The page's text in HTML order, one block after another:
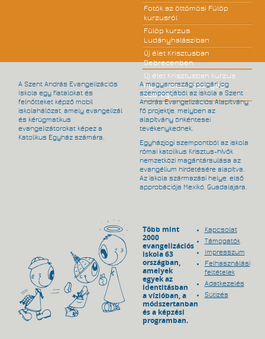
Fotók az öttömösi Fülöp
kurzusról
Fülöp kurzus
Ludányhalásziban
Új élet Krisztusban
Debrecenben
Új élet Krisztusban kurzus
nyolc héten át Szeged-
Szőregen
A Szent András Evangelizációs
Iskola egy fiatalokat és
felnőtteket képző mobil
iskolahálózat, amely evangelizál
és kérügmatikus
evangelizátorokat képez a
Katolikus Egyház számára.
A magyarországi polgári jog
szempontjából az iskola a Szent
András Evangelizációs Alapítvány
fő projektje, melyben az
alapítvány önkéntesei
tevékenykednek.
Egyházjogi szempontból az iskola
római katolikus Krisztus-hívők
nemzetközi magántársulása az
evangélium hirdetésére alapítva.
Az iskola származási helye, első
approbációja Mexikó, Guadalajara.
Több mint
2000
evangelizációs
iskola 63
országban,
amelyek
egyek az
identitásban
a vízióban, a
módszertanban
és a képzési
programban.
Kapcsolat
Támogatók
Impresszum
Felhasználási
feltételek
Adatkezelés
Sütizés